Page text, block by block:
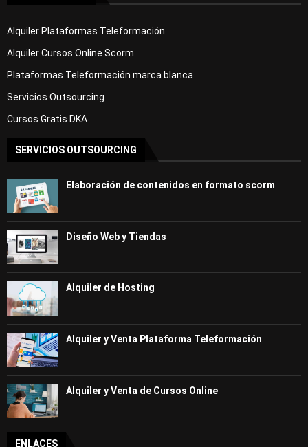
Alquiler Plataformas Teleformación
Alquiler Cursos Online Scorm
Plataformas Teleformación marca blanca
Servicios Outsourcing
Cursos Gratis DKA
SERVICIOS OUTSOURCING
Elaboración de contenidos en formato scorm
Diseño Web y Tiendas
Alquiler de Hosting
Alquiler y Venta Plataforma Teleformación
Alquiler y Venta de Cursos Online
ENLACES